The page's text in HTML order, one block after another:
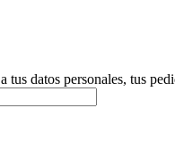
tus datos personales, tus